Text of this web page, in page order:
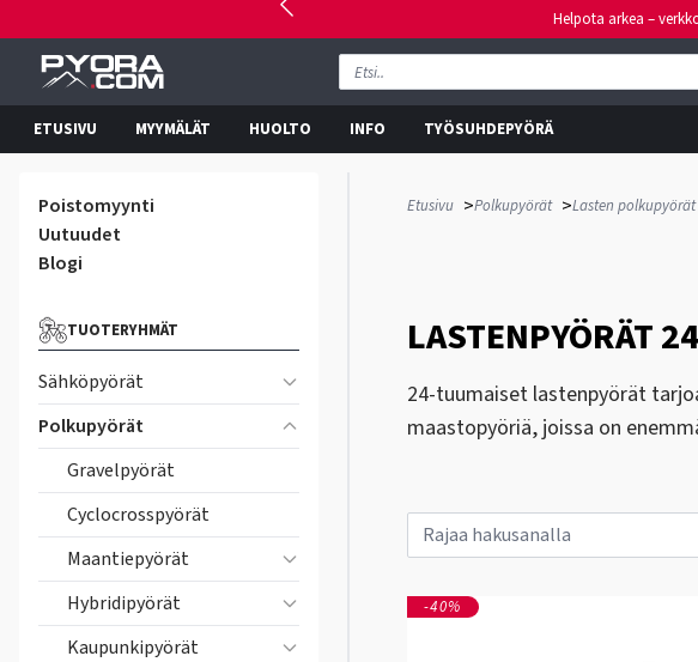
Helpota arkea –
ETUSIVU MYYMÄLÄT HUOLTO INFO TYÖSUHDEPYÖRÄ
Poistomyynti
Uutuudet
Blogi
TUOTERYHMÄT
Sähköpyörät
Polkupyörät
Gravelpyörät
Cyclocrosspyörät
Maantiepyörät
Hybridipyörät
Kaupunkipyörät
Etusivu >Polkupyörät >Lasten polkupyörät
LASTENPYÖRÄT
24-tuumaiset lastenpyörät
maastopyöriä, joissa on
-40%